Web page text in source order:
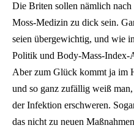
Die Briten sollen nämlich
Moss-Medizin zu dick sein.
seien übergewichtig, und wie
Politik und Body-Mass-Index-
Aber zum Glück kommt ja im
und so ganz zufällig weiß
der Infektion erschweren.
das nicht zu neuen